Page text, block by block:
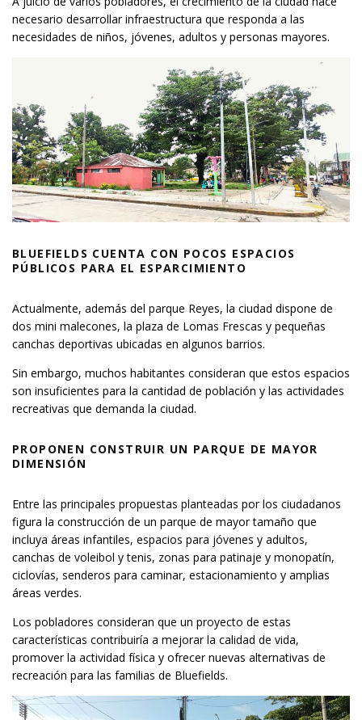
necesario desarrollar infraestructura que responda a las
necesidades de niños, jóvenes, adultos y personas mayores.
BLUEFIELDS CUENTA CON POCOS ESPACIOS
PÚBLICOS PARA EL ESPARCIMIENTO
Actualmente, además del parque Reyes, la ciudad dispone de
dos mini malecones, la plaza de Lomas Frescas y pequeñas
canchas deportivas ubicadas en algunos barrios.
Sin embargo, muchos habitantes consideran que estos espacios
son insuficientes para la cantidad de población y las actividades
recreativas que demanda la ciudad.
PROPONEN CONSTRUIR UN PARQUE DE MAYOR
DIMENSIÓN
Entre las principales propuestas planteadas por los ciudadanos
figura la construcción de un parque de mayor tamaño que
incluya áreas infantiles, espacios para jóvenes y adultos,
canchas de voleibol y tenis, zonas para patinaje y monopatín,
ciclovías, senderos para caminar, estacionamiento y amplias
áreas verdes.
Los pobladores consideran que un proyecto de estas
características contribuiría a mejorar la calidad de vida,
promover la actividad física y ofrecer nuevas alternativas de
recreación para las familias de Bluefields.